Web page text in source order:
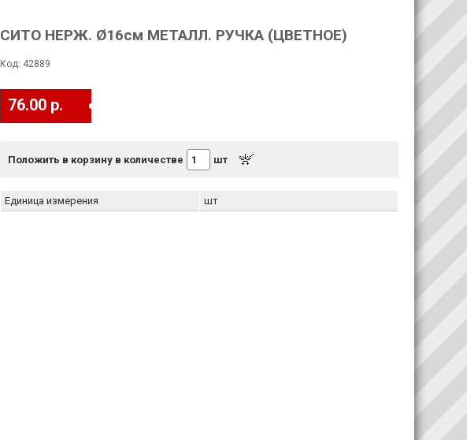
СИТО НЕРЖ. Ø16см МЕТАЛЛ. РУЧКА (ЦВЕТНОЕ)
Код: 42889
76.00 р.
Положить в корзину в количестве шт
Единица измерения шт